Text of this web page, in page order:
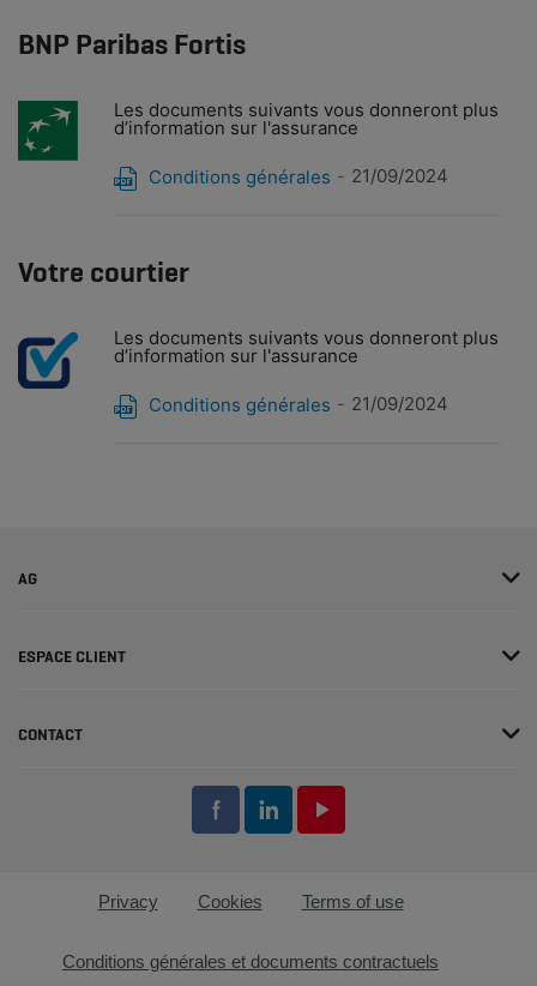
BNP Paribas Fortis
Les documents suivants vous donneront plus
d’information sur l'assurance
Conditions générales 21/09/2024
Votre courtier
Les documents suivants vous donneront plus
d’information sur l'assurance
Conditions générales 21/09/2024
AG
ESPACE CLIENT
CONTACT
Privacy Cookies Terms of use
Conditions générales et documents contractuels